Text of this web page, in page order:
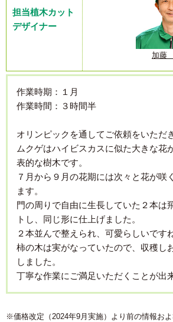
担当植木カット
デザイナー
加藤
作業時期：１月
作業時間：３時間半
オリンピックを通してご依頼をいただ
ムクゲはハイビスカスに似た大きな花
表的な樹木です。
７月から９月の花期には次々と花が咲
ます。
門の周りで自由に生長していた２本は
トし、同じ形に仕上げました。
２本並んで整えられ、可愛らしいですね
柿の木は実がなっていたので、収穫し
しました。
丁寧な作業にご満足いただくことが出
※価格改定（2024年9月実施）より前の情報お